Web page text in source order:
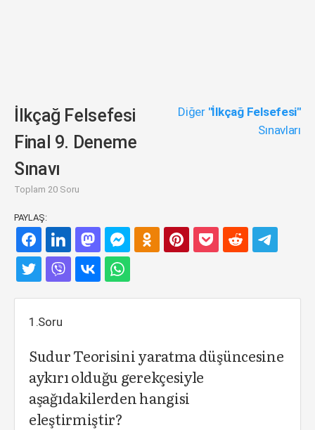
İlkçağ Felsefesi
Final 9. Deneme
Sınavı
Toplam 20 Soru
Diğer "İlkçağ Felsefesi"
Sınavları
PAYLAŞ:
1.Soru
Sudur Teorisini yaratma düşüncesine
aykırı olduğu gerekçesiyle
aşağıdakilerden hangisi
eleştirmiştir?